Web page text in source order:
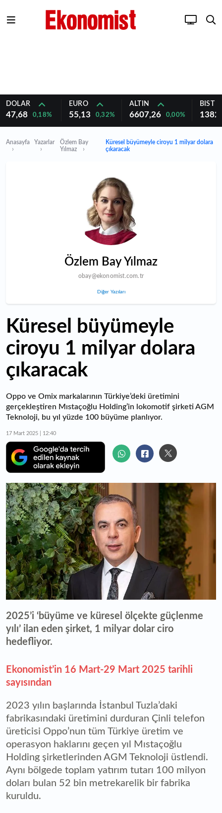
DOLAR
47,68 0,18%
EURO
55,13 0,32%
ALTIN
6607,26 0,00%
BIST
Anasayfa Yazarlar
Özlem Bay
Yılmaz
Küresel büyümeyle ciroyu 1 milyar dolara
çıkaracak
Özlem Bay Yılmaz
obay@ekonomist.com.tr
Diğer Yazıları
Küresel büyümeyle
ciroyu 1 milyar dolara
çıkaracak
Oppo ve Omix markalarının Türkiye’deki üretimini
gerçekleştiren Mıstaçoğlu Holding’in lokomotif şirketi AGM
Teknoloji, bu yıl yüzde 100 büyüme planlıyor.
17 Mart 2025 | 12:40
2025’i ‘büyüme ve küresel ölçekte güçlenme
yılı’ ilan eden şirket, 1 milyar dolar ciro
hedefliyor.
Ekonomist’in 16 Mart-29 Mart 2025 tarihli
sayısından
2023 yılın başlarında İstanbul Tuzla’daki
fabrikasındaki üretimini durduran Çinli telefon
üreticisi Oppo’nun tüm Türkiye üretim ve
operasyon haklarını geçen yıl Mıstaçoğlu
Holding şirketlerinden AGM Teknoloji üstlendi.
Aynı bölgede toplam yatırım tutarı 100 milyon
doları bulan 52 bin metrekarelik bir fabrika
kuruldu.